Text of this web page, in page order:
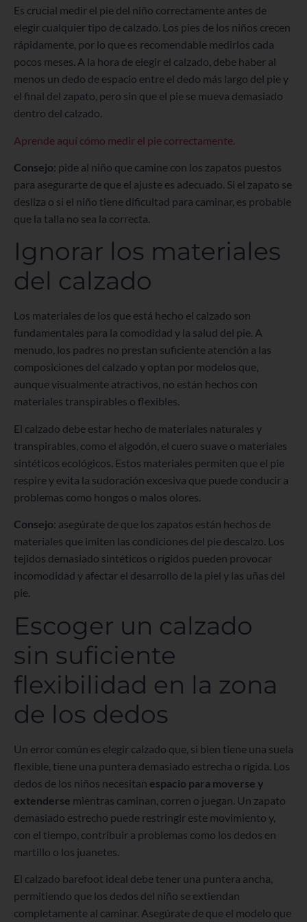
Es crucial medir el pie del niño correctamente antes de
elegir cualquier tipo de calzado. Los pies de los niños crecen
rápidamente, por lo que es recomendable medirlos cada
pocos meses. A la hora de elegir el calzado, debe haber al
menos un dedo de espacio entre el dedo más largo del pie y
el final del zapato, pero sin que el pie se mueva demasiado
dentro del calzado.
Aprende aquí cómo medir el pie correctamente.
Consejo: pide al niño que camine con los zapatos puestos
para asegurarte de que el ajuste es adecuado. Si el zapato se
desliza o si el niño tiene dificultad para caminar, es probable
que la talla no sea la correcta.
Ignorar los materiales
del calzado
Los materiales de los que está hecho el calzado son
fundamentales para la comodidad y la salud del pie. A
menudo, los padres no prestan suficiente atención a las
composiciones del calzado y optan por modelos que,
aunque visualmente atractivos, no están hechos con
materiales transpirables o flexibles.
El calzado debe estar hecho de materiales naturales y
transpirables, como el algodón, el cuero suave o materiales
sintéticos ecológicos. Estos materiales permiten que el pie
respire y evita la sudoración excesiva que puede conducir a
problemas como hongos o malos olores.
Consejo: asegúrate de que los zapatos están hechos de
materiales que imiten las condiciones del pie descalzo. Los
tejidos demasiado sintéticos o rígidos pueden provocar
incomodidad y afectar el desarrollo de la piel y las uñas del
pie.
Escoger un calzado
sin suficiente
flexibilidad en la zona
de los dedos
Un error común es elegir calzado que, si bien tiene una suela
flexible, tiene una puntera demasiado estrecha o rígida. Los
dedos de los niños necesitan espacio para moverse y
extenderse mientras caminan, corren o juegan. Un zapato
demasiado estrecho puede restringir este movimiento y,
con el tiempo, contribuir a problemas como los dedos en
martillo o los juanetes.
El calzado barefoot ideal debe tener una puntera ancha,
permitiendo que los dedos del niño se extiendan
completamente al caminar. Asegúrate de que el modelo que